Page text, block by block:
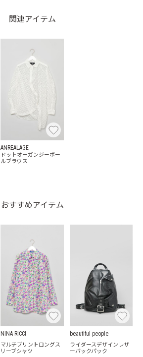
関連アイテム
ANREALAGE
ドットオーガンジーボー
ルブラウス
おすすめアイテム
NINA RICCI
マルチプリントロングス
リーブシャツ
beautiful people
ライダースデザインレザ
ーバックパック